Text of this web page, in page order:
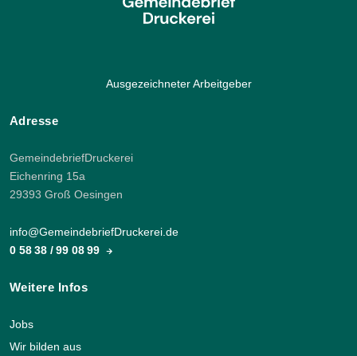
Ausgezeichneter Arbeitgeber
Adresse
GemeindebriefDruckerei
Eichenring 15a
29393 Groß Oesingen
info@GemeindebriefDruckerei.de
0 58 38 / 99 08 99
Weitere Infos
Jobs
Wir bilden aus